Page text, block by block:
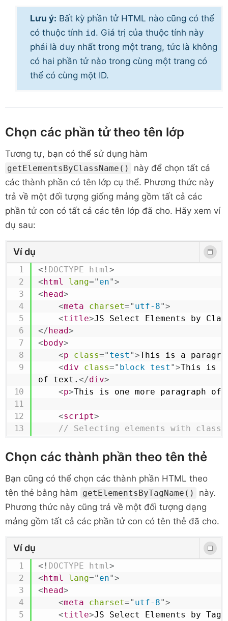
Lưu ý: Bất kỳ phần tử HTML nào cũng có thể
có thuộc tính id. Giá trị của thuộc tính này
phải là duy nhất trong một trang, tức là không
có hai phần tử nào trong cùng một trang có
thể có cùng một ID.
Chọn các phần tử theo tên lớp
Tương tự, bạn có thể sử dụng hàm
getElementsByClassName()
này để chọn tất cả
các thành phần có tên lớp cụ thể. Phương thức này
trả về một đối tượng giống mảng gồm tất cả các
phần tử con có tất cả các tên lớp đã cho. Hãy xem ví
dụ sau:
Ví dụ
<! DOCTYPE html>
<html lang=" en">
<head>
<meta charset=" utf-8">
<title>JS Select Elements by
</head>
<body>
<p class=" test ">This is a
<div class=" block test ">This is
of text. </div>
<p>This is one more paragraph
<script>
// Selecting elements with class
document.getElementsByClassName(
// Displaying the selected
document.write("Number of
matches
length) ;
// Applying bold style to first
selection
=
// Applying italic style to last
selection
    matches
[matches .length
"italic";
Chọn các thành phần theo tên thẻ
Bạn cũng có thể chọn các thành phần HTML theo
tên thẻ bằng hàm getElementsByTagName()
này.
Phương thức này cũng trả về một đối tượng dạng
mảng gồm tất cả các phần tử con có tên thẻ đã cho.
Ví dụ
<! DOCTYPE html>
<html lang=" en">
<head>
<meta charset=" utf-8">
<title>JS Select Elements by Tag